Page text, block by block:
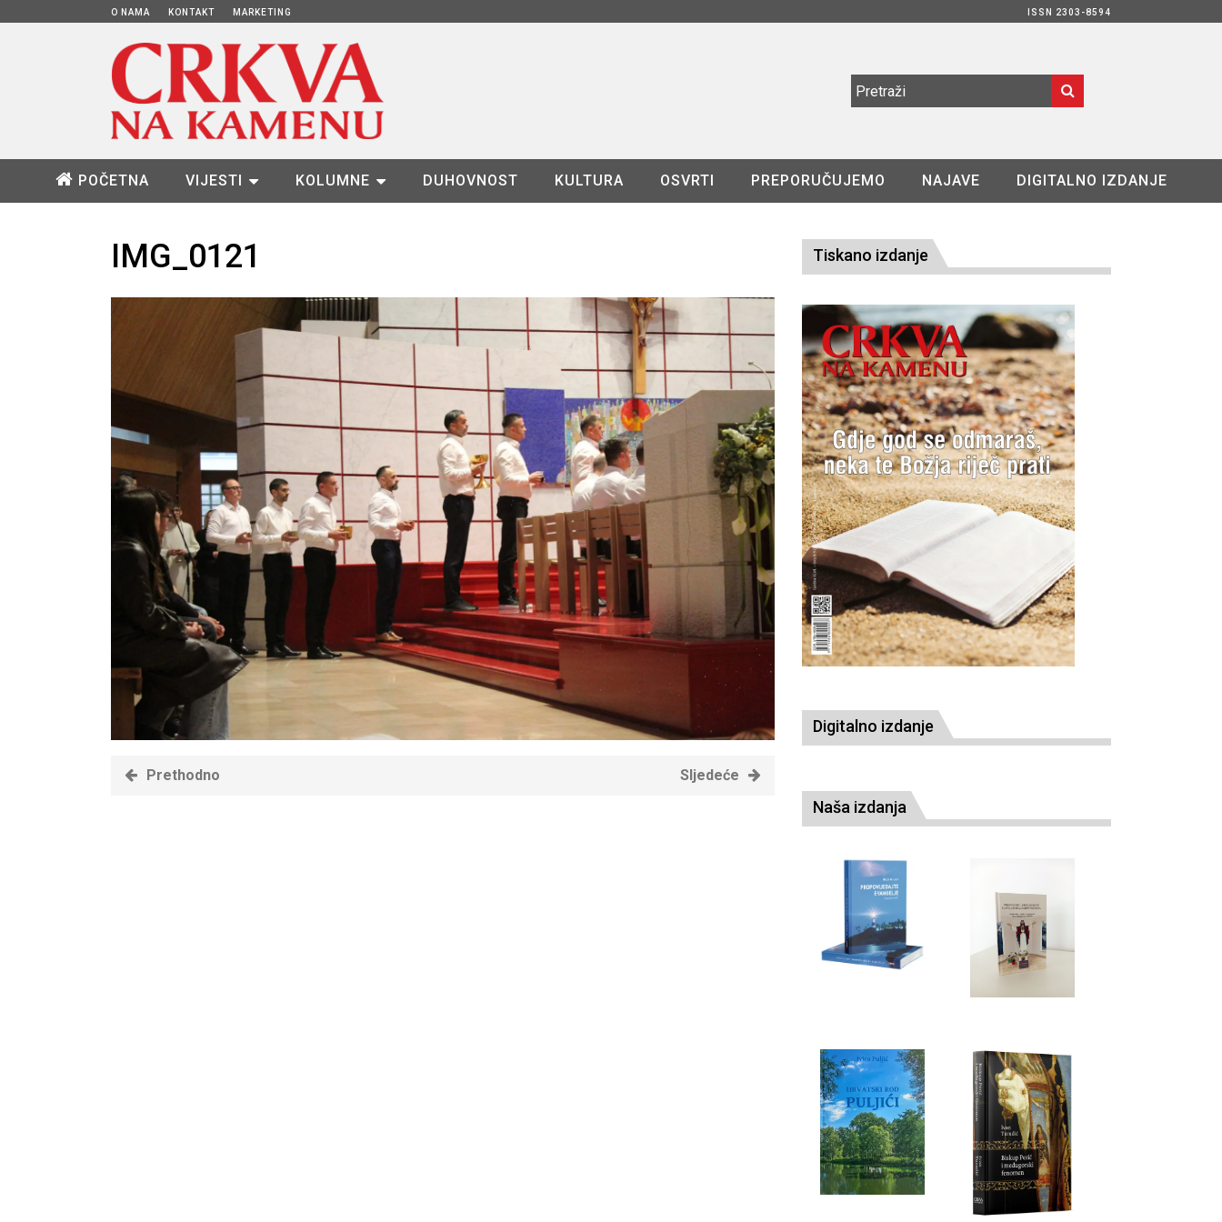
O NAMA KONTAKT MARKETING ISSN 2303-8594
POČETNA VIJESTI KOLUMNE DUHOVNOST KULTURA OSVRTI PREPORUČUJEMO NAJAVE DIGITALNO IZDANJE
IMG_0121
Prethodno Sljedeće
Tiskano izdanje
Digitalno izdanje
Naša izdanja